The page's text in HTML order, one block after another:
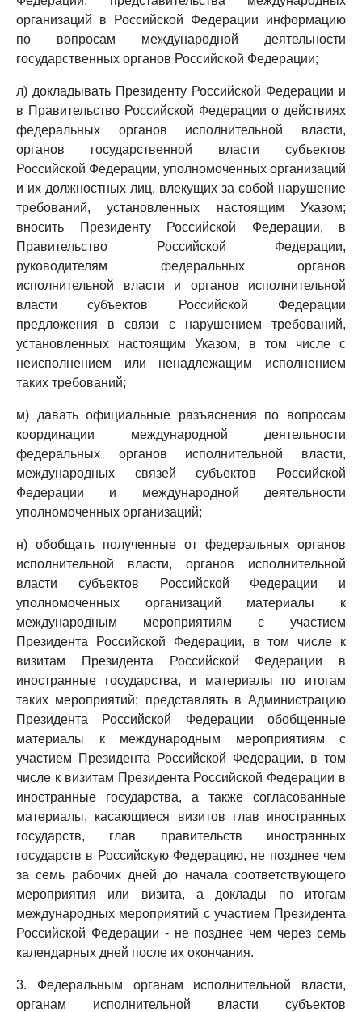
организаций в Российской Федерации информацию
по вопросам международной деятельности
государственных органов Российской Федерации;
л) докладывать Президенту Российской Федерации и
в Правительство Российской Федерации о действиях
федеральных органов исполнительной власти,
органов государственной власти субъектов
Российской Федерации, уполномоченных организаций
и их должностных лиц, влекущих за собой нарушение
требований, установленных настоящим Указом;
вносить Президенту Российской Федерации, в
Правительство Российской Федерации,
руководителям федеральных органов
исполнительной власти и органов исполнительной
власти субъектов Российской Федерации
предложения в связи с нарушением требований,
установленных настоящим Указом, в том числе с
неисполнением или ненадлежащим исполнением
таких требований;
м) давать официальные разъяснения по вопросам
координации международной деятельности
федеральных органов исполнительной власти,
международных связей субъектов Российской
Федерации и международной деятельности
уполномоченных организаций;
н) обобщать полученные от федеральных органов
исполнительной власти, органов исполнительной
власти субъектов Российской Федерации и
уполномоченных организаций материалы к
международным мероприятиям с участием
Президента Российской Федерации, в том числе к
визитам Президента Российской Федерации в
иностранные государства, и материалы по итогам
таких мероприятий; представлять в Администрацию
Президента Российской Федерации обобщенные
материалы к международным мероприятиям с
участием Президента Российской Федерации, в том
числе к визитам Президента Российской Федерации в
иностранные государства, а также согласованные
материалы, касающиеся визитов глав иностранных
государств, глав правительств иностранных
государств в Российскую Федерацию, не позднее чем
за семь рабочих дней до начала соответствующего
мероприятия или визита, а доклады по итогам
международных мероприятий с участием Президента
Российской Федерации - не позднее чем через семь
календарных дней после их окончания.
3. Федеральным органам исполнительной власти,
органам исполнительной власти субъектов